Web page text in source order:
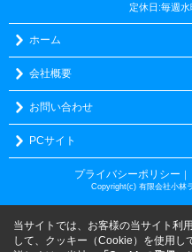
定休日:毎週
ホーム
会社概要
お問い合わせ
PCサイト
プライバシーポリシー ｜
Copyright(c) 有限会社小林
当サイトでは、お客様の当サイト利
して、クッキー（Cookie）を使用し